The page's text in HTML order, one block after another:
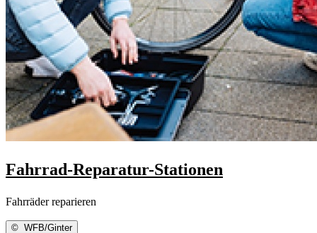
Fahrrad-Reparatur-Stationen
Fahrräder reparieren
© WFB/Ginter